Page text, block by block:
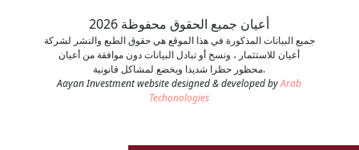
أعيان جميع الحقوق محفوظة 2026
جميع البيانات المذكورة في هذا الموقع هي حقوق الطبع والنشر لشركة
أعيان للاستثمار ، ونسخ أو تبادل البيانات دون موافقة من أعيان
محظور حظرا شديدا ويخضع لمشاكل قانونية.
Aayan Investment website designed & developed byArab
Techonologies